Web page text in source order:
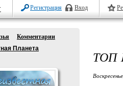
Регистрация Вход
Комментарии
Планета
ТОП